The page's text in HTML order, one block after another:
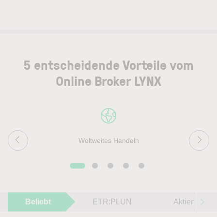
5 entscheidende Vorteile vom
Online Broker LYNX
Weltweites Handeln
Beliebt ETR:PLUN Aktien im